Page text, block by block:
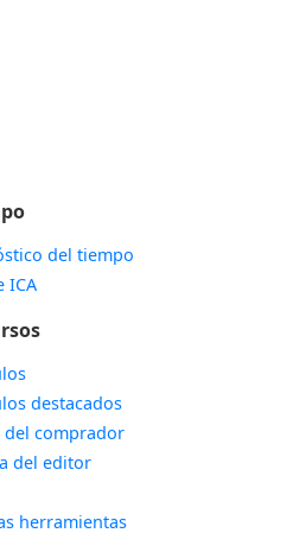
del tiempo
ICA
destacados
del comprador
del editor
herramientas